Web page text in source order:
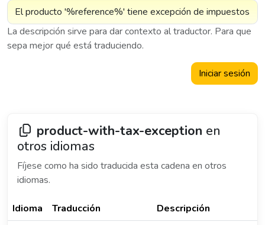
La descripción sirve para dar contexto al traductor. Para que
sepa mejor qué está traduciendo.
Iniciar sesión
product-with-tax-exception en
otros idiomas
Fíjese como ha sido traducida esta cadena en otros
idiomas.
Idioma Traducción
Descripción